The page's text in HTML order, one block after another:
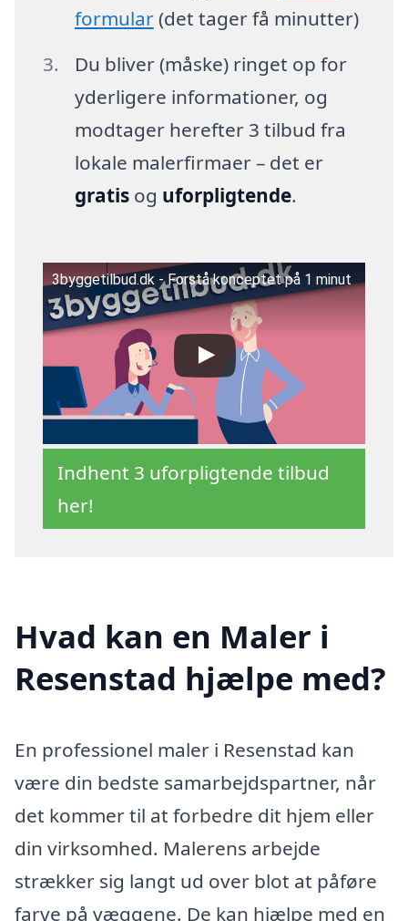
formular(det tager få minutter)
Du bliver (måske) ringet op for
yderligere informationer, og
modtager herefter 3 tilbud fra
lokale malerfirmaer – det er
gratisog uforpligtende.
3byggetilbud.dk - Forstå konceptet på 1 minut
Indhent 3 uforpligtende tilbud
her!
Hvad kan en Maler i
Resenstad hjælpe med?
En professionel maler i Resenstad kan
være din bedste samarbejdspartner, når
det kommer til at forbedre dit hjem eller
din virksomhed. Malerens arbejde
strækker sig langt ud over blot at påføre
farve på væggene. De kan hjælpe med en